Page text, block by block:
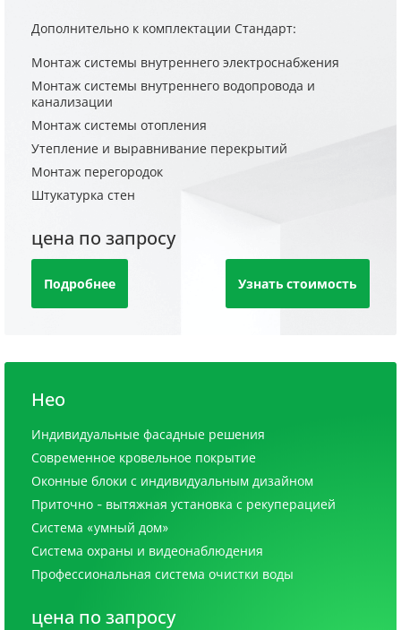
Дополнительно к комплектации Стандарт:
Монтаж системы внутреннего электроснабжения
Монтаж системы внутреннего водопровода и
канализации
Монтаж системы отопления
Утепление и выравнивание перекрытий
Монтаж перегородок
Штукатурка стен
цена по запросу
Подробнее Узнать стоимость
Нео
Индивидуальные фасадные решения
Современное кровельное покрытие
Оконные блоки с индивидуальным дизайном
Приточно - вытяжная установка с рекуперацией
Система «умный дом»
Система охраны и видеонаблюдения
Профессиональная система очистки воды
цена по запросу